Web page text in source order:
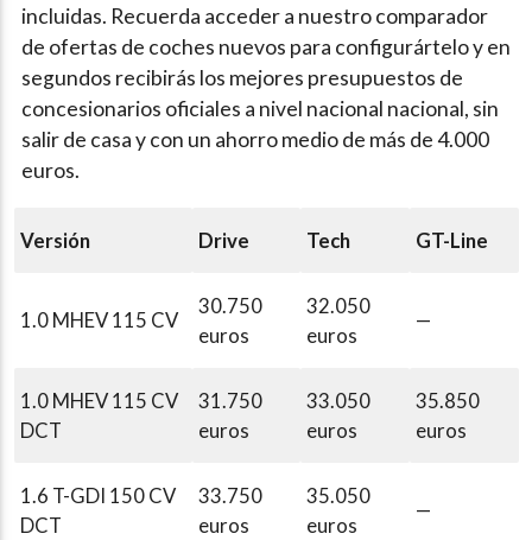
incluidas. Recuerda acceder a nuestro comparador
de ofertas de coches nuevos para configurártelo y en
segundos recibirás los mejores presupuestos de
concesionarios oficiales a nivel nacional nacional, sin
salir de casa y con un ahorro medio de más de 4.000
euros.
Versión Drive Tech GT-Line
1.0 MHEV 115 CV
30.750
euros
32.050
euros
—
1.0 MHEV 115 CV
DCT
31.750
euros
33.050
euros
35.850
euros
1.6 T-GDI 150 CV
DCT
33.750
euros
35.050
euros
—